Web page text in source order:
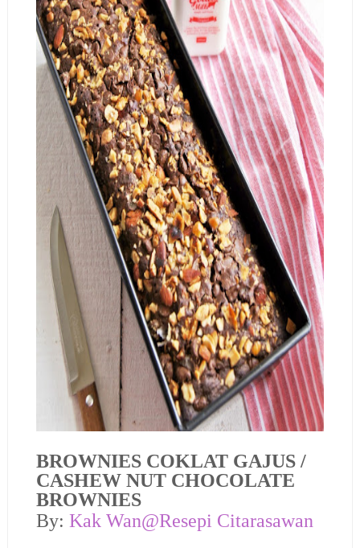
BROWNIES COKLAT GAJUS /
CASHEW NUT CHOCOLATE
BROWNIES
By: Kak Wan@Resepi Citarasawan